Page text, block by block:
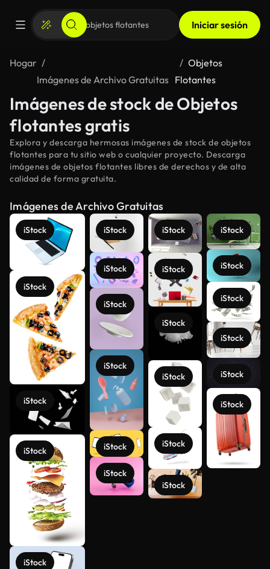
Iniciar sesión
Hogar
Imágenes de Archivo Gratuitas
Objetos
Flotantes
Imágenes de stock de Objetos
flotantes gratis
Explora y descarga hermosas imágenes de stock de objetos
flotantes para tu sitio web o cualquier proyecto. Descarga
imágenes de objetos flotantes libres de derechos y de alta
calidad de forma gratuita.
Imágenes de Archivo Gratuitas
iStock
iStock
iStock
iStock
iStock
iStock
iStock
iStock
iStock
iStock
iStock
iStock
iStock
iStock
iStock
iStock
iStock
iStock
iStock
iStock
iStock
iStock
iStock